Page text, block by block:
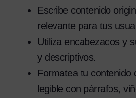
Escribe contenido
relevante para tus
Utiliza encabezados y
y descriptivos.
Formatea tu contenido
legible con párrafos,